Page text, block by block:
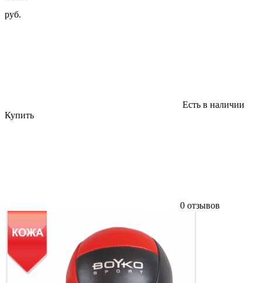
руб.
Есть в наличии
Купить
0 отзывов